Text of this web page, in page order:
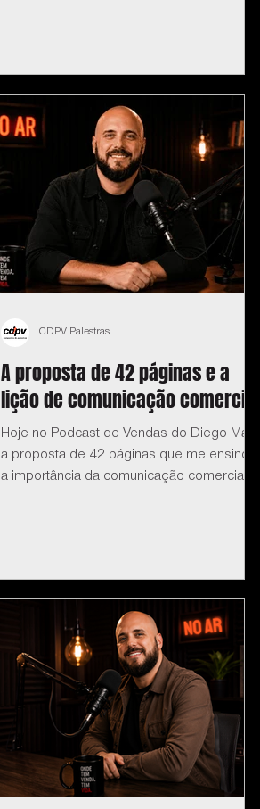
A proposta de 42 páginas e a
lição de comunicação comercial
Hoje no Podcast de Vendas do Diego Maia:
a proposta de 42 páginas que me ensinou
a importância da comunicação comercial.
CDPV Palestras